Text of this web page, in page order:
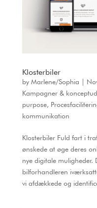
Klosterbiler
by Marlene/Sophia
Kampagner &
purpose,
kommunikation
Klosterbiler Fuld fart i
ønskede at øge deres
nye digitale muligheder.
bilforhandleren
vi afdækkede og